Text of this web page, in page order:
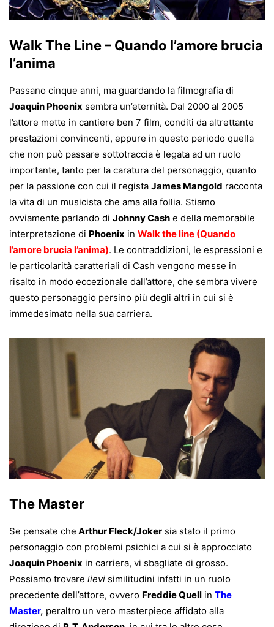
Walk The Line – Quando l’amore brucia
l’anima
Passano cinque anni, ma guardando la filmografia di
Joaquin Phoenix sembra un’eternità. Dal 2000 al 2005
l’attore mette in cantiere ben 7 film, conditi da altrettante
prestazioni convincenti, eppure in questo periodo quella
che non può passare sottotraccia è legata ad un ruolo
importante, tanto per la caratura del personaggio, quanto
per la passione con cui il regista James Mangold racconta
la vita di un musicista che ama alla follia. Stiamo
ovviamente parlando di Johnny Cash e della memorabile
interpretazione di Phoenix in Walk the line (Quando
l’amore brucia l’anima). Le contraddizioni, le espressioni e
le particolarità caratteriali di Cash vengono messe in
risalto in modo eccezionale dall’attore, che sembra vivere
questo personaggio persino più degli altri in cui si è
immedesimato nella sua carriera.
The Master
Se pensate che Arthur Fleck/Joker sia stato il primo
personaggio con problemi psichici a cui si è approcciato
Joaquin Phoenix in carriera, vi sbagliate di grosso.
Possiamo trovare lievi similitudini infatti in un ruolo
precedente dell’attore, ovvero Freddie Quell in The
Master, peraltro un vero masterpiece affidato alla